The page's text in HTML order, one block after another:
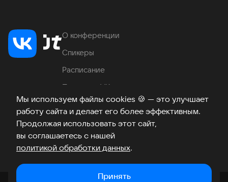
Мы используем файлы cookies 🍪 — это улучшает
работу сайта и делает его более эффективным.
Продолжая использовать этот сайт,
вы соглашаетесь с нашей
политикой обработки данных.
Принять
О конференции
Спикеры
Расписание
Продукты VK
Место проведения
Часто задаваемые вопросы
ТелеграмВКонтакте
Хабр
Возникли вопросы? ©2026